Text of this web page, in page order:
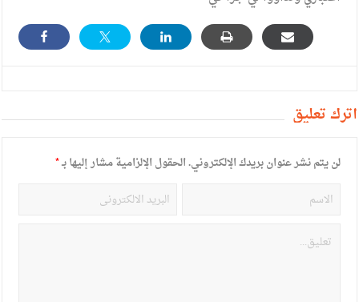
أترك تعليق
لن يتم نشر عنوان بريدك الإلكتروني.الحقول الإلزامية مشار إليها بـ*